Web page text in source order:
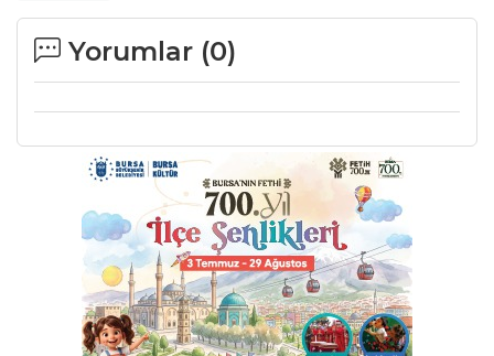
Yorumlar (0)